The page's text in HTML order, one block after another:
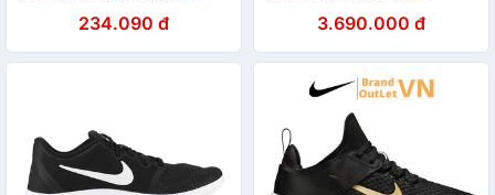
234.090 đ 3.690.000 đ